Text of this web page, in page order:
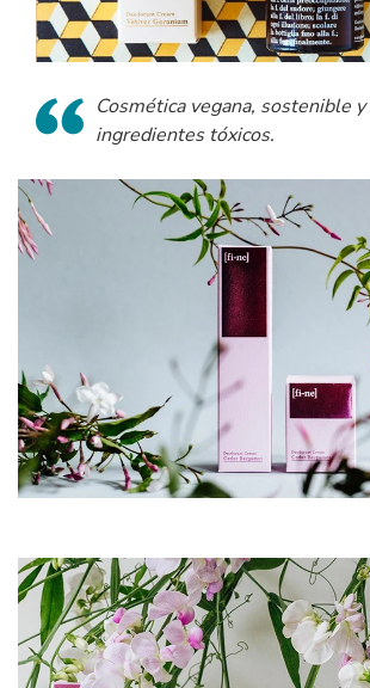
Cosmética vegana, sostenible
ingredientes tóxicos.